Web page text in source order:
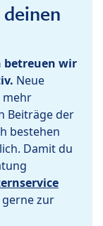
betreuen wir
Neue
mehr
Beiträge der
bestehen
Damit du
zur